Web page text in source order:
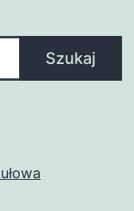
Szukaj